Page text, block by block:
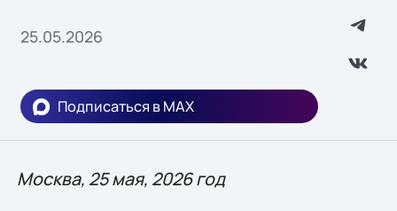
25.05.2026
Подписаться в MAX
Москва, 25 мая, 2026 год